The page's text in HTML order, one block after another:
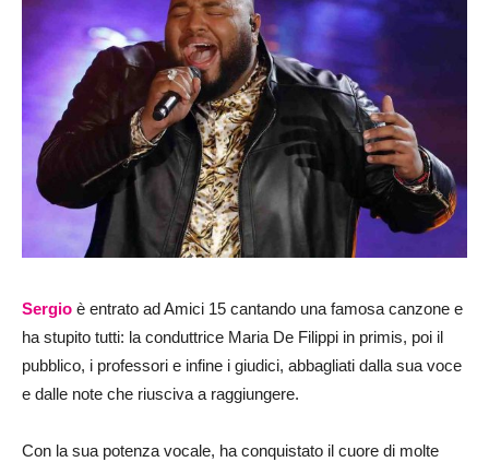
Sergio è entrato ad Amici 15 cantando una famosa canzone e
ha stupito tutti: la conduttrice Maria De Filippi in primis, poi il
pubblico, i professori e infine i giudici, abbagliati dalla sua voce
e dalle note che riusciva a raggiungere.
Con la sua potenza vocale, ha conquistato il cuore di molte